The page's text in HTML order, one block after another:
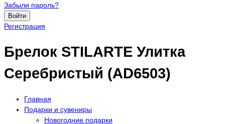
Забыли пароль?
Войти
Регистрация
Брелок STILARTE Улитка
Серебристый (AD6503)
Главная
Подарки и сувениры
Новогодние подарки